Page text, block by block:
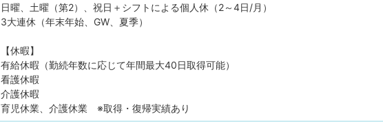
日曜、土曜（第2）、祝日＋シフトによる個人休（2～4日/月）
3大連休（年末年始、GW、夏季）
【休暇】
有給休暇（勤続年数に応じて年間最大40日取得可能）
看護休暇
介護休暇
育児休業、介護休業 ※取得・復帰実績あり